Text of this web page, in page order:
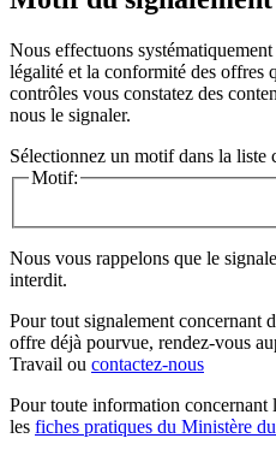
Nous effectuons
légalité et la conformité des offres
contrôles vous constatez des
nous le signaler.
Sélectionnez un motif dans la liste
Motif:
Nous vous rappelons que le
interdit.
Pour tout signalement concernant
offre déjà pourvue, rendez-vous
Travail ou contactez-nous
Pour toute information concernant
les fiches pratiques du Ministère